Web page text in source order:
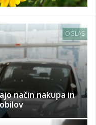
OGLAS
način nakupa in